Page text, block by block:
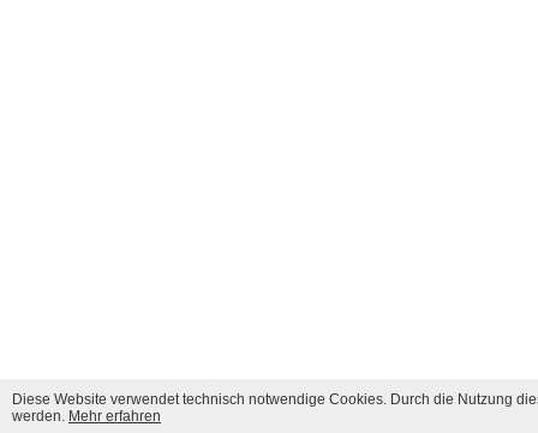
Diese Website verwendet technisch notwendige Cookies. Durch die Nutzung
werden. Mehr erfahren